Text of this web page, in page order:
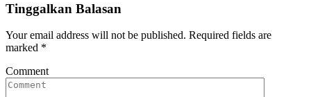
Tinggalkan Balasan
Your email address will not be published. Required fields are
marked *
Comment